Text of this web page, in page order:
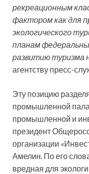
рекреационным
фактором как для
экологического
планам
развитию туризма
агентству пресс-
Эту позицию
промышленной
промышленной и
президент
организации
Амелин. По его
вредная для